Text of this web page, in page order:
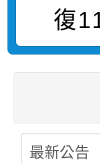
學年
【甄
結果(
學年
結果(
轉知
賽及師
賽實施
轉知：
比賽實
轉知：
復